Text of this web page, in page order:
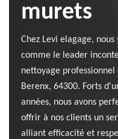
murets
Chez Levi elagage,
comme le leader
nettoyage
Berenx, 64300. Forts
années, nous avons
offrir à nos clients un
alliant efficacité et